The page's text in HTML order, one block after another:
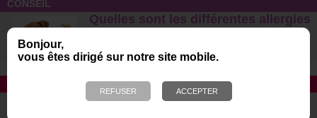
Bonjour,
vous êtes dirigé sur notre site mobile.
CONSEIL
Quelles sont les différentes allergies
et intoxications alimentaires chez le
TAPIS ROULANT
Avec DOG RUNNER et Dog Pacer